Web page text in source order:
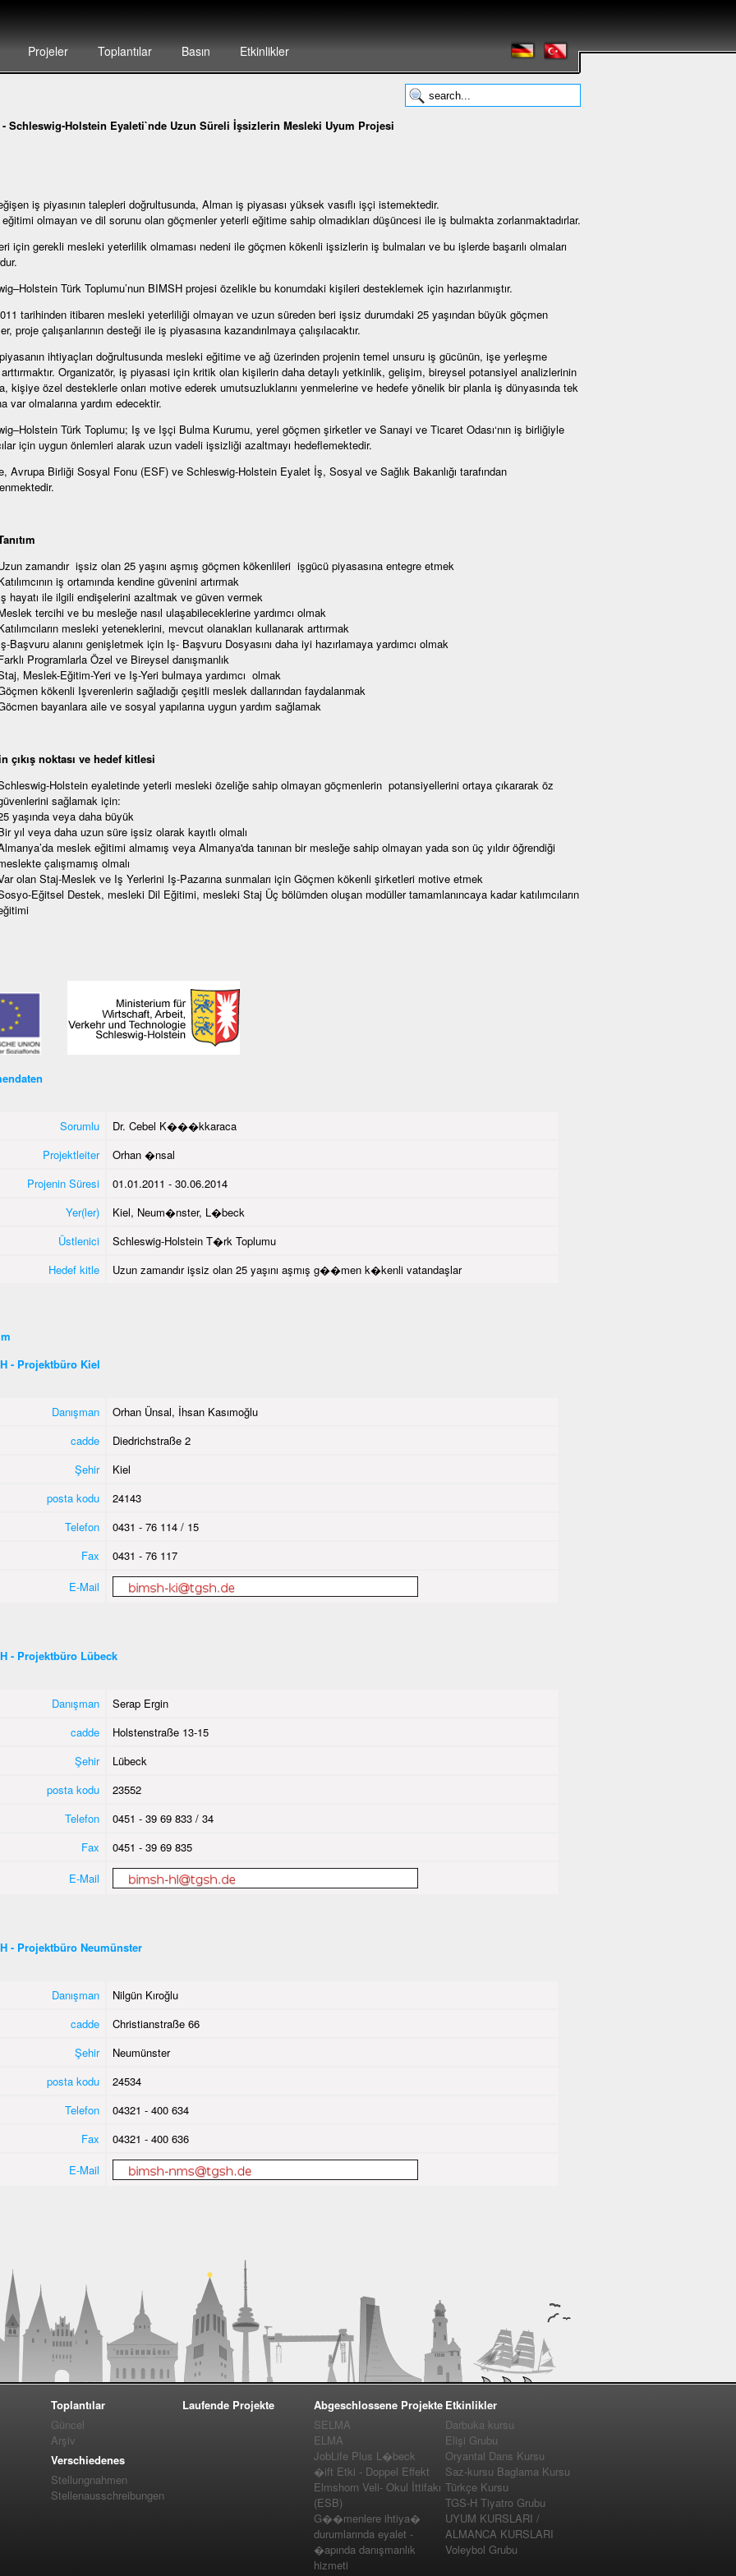
Projeler Toplantılar Basın Etkinlikler
Schleswig-Holstein Eyaleti`nde Uzun Süreli İşsizlerin Mesleki Uyum Projesi
iş piyasının talepleri doğrultusunda, Alman iş piyasası yüksek vasıflı işçi istemektedir.
olmayan ve dil sorunu olan göçmenler yeterli eğitime sahip olmadıkları düşüncesi ile iş bulmakta zorlanmaktadırlar.
için gerekli mesleki yeterlilik olmaması nedeni ile göçmen kökenli işsizlerin iş bulmaları ve bu işlerde başarılı olmaları
Türk Toplumu’nun BIMSH projesi özelikle bu konumdaki kişileri desteklemek için hazırlanmıştır.
tarihinden itibaren mesleki yeterliliği olmayan ve uzun süreden beri işsiz durumdaki 25 yaşından büyük göçmen
proje çalışanlarının desteği ile iş piyasasına kazandırılmaya çalışılacaktır.
ihtiyaçları doğrultusunda mesleki eğitime ve ağ üzerinden projenin temel unsuru iş gücünün, işe yerleşme
arttırmaktır. Organizatör, iş piyasasi için kritik olan kişilerin daha detaylı yetkinlik, gelişim, bireysel potansiyel analizlerinin
kişiye özel desteklerle onları motive ederek umutsuzluklarını yenmelerine ve hedefe yönelik bir planla iş dünyasında tek
var olmalarına yardım edecektir.
Türk Toplumu; Iş ve Işçi Bulma Kurumu, yerel göçmen şirketler ve Sanayi ve Ticaret Odası‘nın iş birliğiyle
için uygun önlemleri alarak uzun vadeli işsizliği azaltmayı hedeflemektedir.
Avrupa Birliği Sosyal Fonu (ESF) ve Schleswig-Holstein Eyalet İş, Sosyal ve Sağlık Bakanlığı tarafından
zamandır işsiz olan 25 yaşını aşmış göçmen kökenlileri işgücü piyasasına entegre etmek
iş ortamında kendine güvenini artırmak
hayatı ile ilgili endişelerini azaltmak ve güven vermek
tercihi ve bu mesleğe nasıl ulaşabileceklerine yardımcı olmak
mesleki yeteneklerini, mevcut olanakları kullanarak arttırmak
Başvuru alanını genişletmek için Iş- Başvuru Dosyasını daha iyi hazırlamaya yardımcı olmak
Programlarla Özel ve Bireysel danışmanlık
Meslek-Eğitim-Yeri ve Iş-Yeri bulmaya yardımcı olmak
kökenli Işverenlerin sağladığı çeşitli meslek dallarından faydalanmak
bayanlara aile ve sosyal yapılarına uygun yardım sağlamak
çıkış noktası ve hedef kitlesi
Holstein eyaletinde yeterli mesleki özeliğe sahip olmayan göçmenlerin potansiyellerini ortaya çıkararak öz
sağlamak için:
yaşında veya daha büyük
yıl veya daha uzun süre işsiz olarak kayıtlı olmalı
meslek eğitimi almamış veya Almanya'da tanınan bir mesleğe sahip olmayan yada son üç yıldır öğrendiği
çalışmamış olmalı
olan Staj-Meslek ve Iş Yerlerini Iş-Pazarına sunmaları için Göçmen kökenli şirketleri motive etmek
Eğitsel Destek, mesleki Dil Eğitimi, mesleki Staj Üç bölümden oluşan modüller tamamlanıncaya kadar katılımcıların
Sorumlu
Dr. Cebel K���kkaraca
Projektleiter
Orhan �nsal
Projenin Süresi
01.01.2011 - 30.06.2014
Yer(ler)
Kiel, Neum�nster, L�beck
Üstlenici
Schleswig-Holstein T�rk Toplumu
Hedef kitle
Uzun zamandır işsiz olan 25 yaşını aşmış g��men k�kenli vatandaşlar
- Projektbüro Kiel
Danışman
Orhan Ünsal, İhsan Kasımoğlu
cadde
Diedrichstraße 2
Şehir
Kiel
posta kodu
24143
Telefon
0431 - 76 114 / 15
Fax
0431 - 76 117
E-Mail
- Projektbüro Lübeck
Danışman
Serap Ergin
cadde
Holstenstraße 13-15
Şehir
Lübeck
posta kodu
23552
Telefon
0451 - 39 69 833 / 34
Fax
0451 - 39 69 835
E-Mail
- Projektbüro Neumünster
Danışman
Nilgün Kıroğlu
cadde
Christianstraße 66
Şehir
Neumünster
posta kodu
24534
Telefon
04321 - 400 634
Fax
04321 - 400 636
E-Mail
Toplantılar
Güncel
Arşiv
Verschiedenes
Stellungnahmen
Stellenausschreibungen
Laufende Projekte
Abgeschlossene Projekte
SELMA
ELMA
JobLife Plus L�beck
�ift Etki - Doppel Effekt
Elmshorn Veli- Okul İttifakı
(ESB)
G��menlere ihtiya�
durumlarında eyalet -
�apında danışmanlık
hizmeti
Etkinlikler
Darbuka kursu
Elişi Grubu
Oryantal Dans Kursu
Saz-kursu Baglama Kursu
Türkçe Kursu
TGS-H Tiyatro Grubu
UYUM KURSLARI /
ALMANCA KURSLARI
Voleybol Grubu